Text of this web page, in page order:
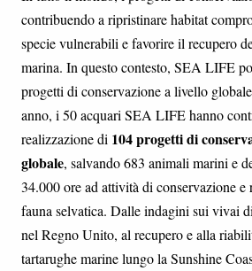
contribuendo a ripristinare habitat
specie vulnerabili e favorire il recupero
marina. In questo contesto, SEA LIFE
progetti di conservazione a livello
anno, i 50 acquari SEA LIFE hanno
realizzazione di 104 progetti di
globale, salvando 683 animali marini e
34.000 ore ad attività di conservazione
fauna selvatica. Dalle indagini sui vivai
nel Regno Unito, al recupero e alla
tartarughe marine lungo la Sunshine